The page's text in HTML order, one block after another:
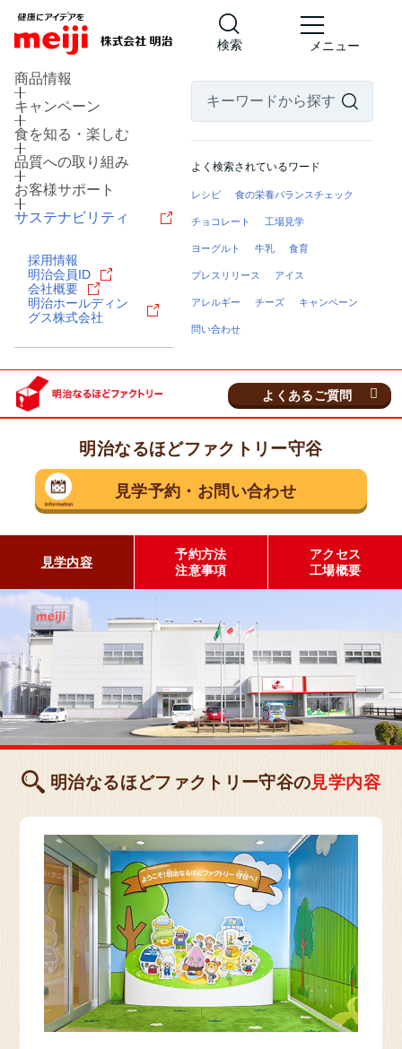
検索 メニュー
商品情報
キャンペーン
食を知る・楽しむ
品質への取り組み
お客様サポート
サステナビリティ
採用情報
明治会員ID
会社概要
明治ホールディン
グス株式会社
よく検索されているワード
レシピ 食の栄養バランスチェック
チョコレート 工場見学
ヨーグルト 牛乳 食育
プレスリリース アイス
アレルギー チーズ キャンペーン
問い合わせ
見学予約 ・ お問い合わせ
よくあるご質問
明治なるほどファクトリー
見学予約・お問い合わせ
茨城県 守谷市
乳製品の工場
明治なるほどファクトリー
守谷
見学予約・お問い合わせ
お菓子の工場
明治なるほどファクトリー
坂戸
見学予約・お問い合わせ
静岡県 藤枝市
お菓子の工場
明治なるほどファクトリー
東海
見学予約・お問い合わせ
明治なるほどファクトリー守谷
見学内容
予約方法
注意事項
アクセス
工場概要
明治なるほどファクトリー守谷の見学内容